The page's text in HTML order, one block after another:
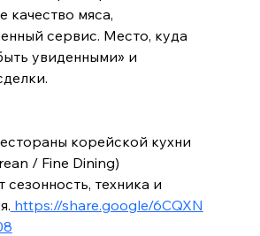
качество мяса,
сервис. Место, куда
увиденными» и
корейской кухни
/ Fine Dining)
сезонность, техника и
https://share.google/6CQXN